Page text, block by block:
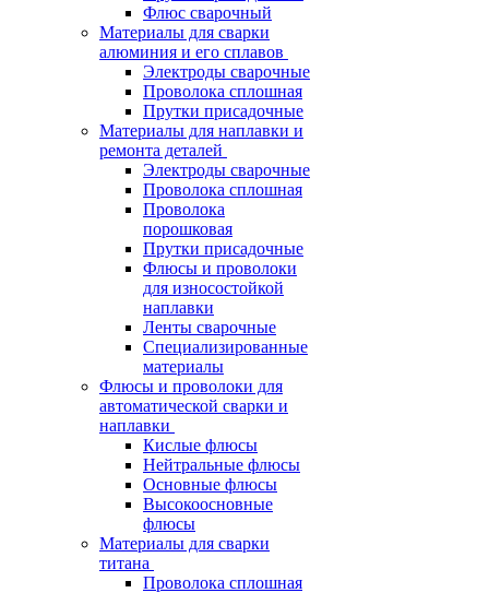
Флюс сварочный
Материалы для сварки
алюминия и его сплавов
Электроды сварочные
Проволока сплошная
Прутки присадочные
Материалы для наплавки и
ремонта деталей
Электроды сварочные
Проволока сплошная
Проволока
порошковая
Прутки присадочные
Флюсы и проволоки
для износостойкой
наплавки
Ленты сварочные
Специализированные
материалы
Флюсы и проволоки для
автоматической сварки и
наплавки
Кислые флюсы
Нейтральные флюсы
Основные флюсы
Высокоосновные
флюсы
Материалы для сварки
титана
Проволока сплошная